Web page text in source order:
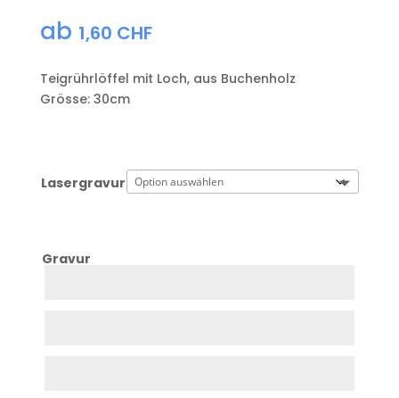
ab 1,60 CHF
Teigrührlöffel mit Loch, aus Buchenholz
Grösse: 30cm
Lasergravur
Gravur